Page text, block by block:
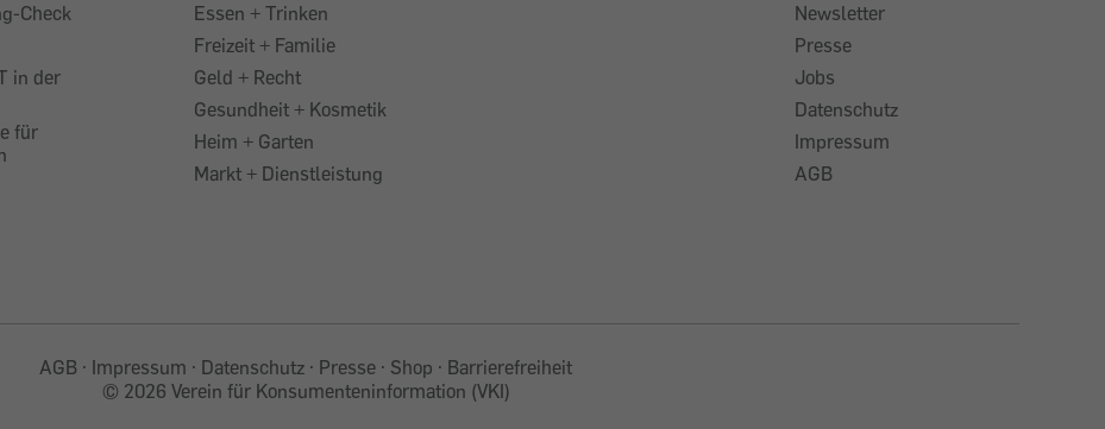
Check
in der
für
Essen + Trinken
Freizeit + Familie
Geld + Recht
Gesundheit + Kosmetik
Heim + Garten
Markt + Dienstleistung
Newsletter
Presse
Jobs
Datenschutz
Impressum
AGB
AGB Impressum Datenschutz Presse Shop
Barrierefreiheit
© 2026 Verein für Konsumenteninformation (VKI)